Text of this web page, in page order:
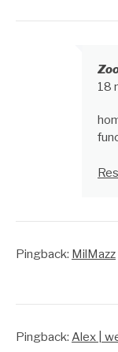
18
Pingback: MilMazz
Pingback: Alex |